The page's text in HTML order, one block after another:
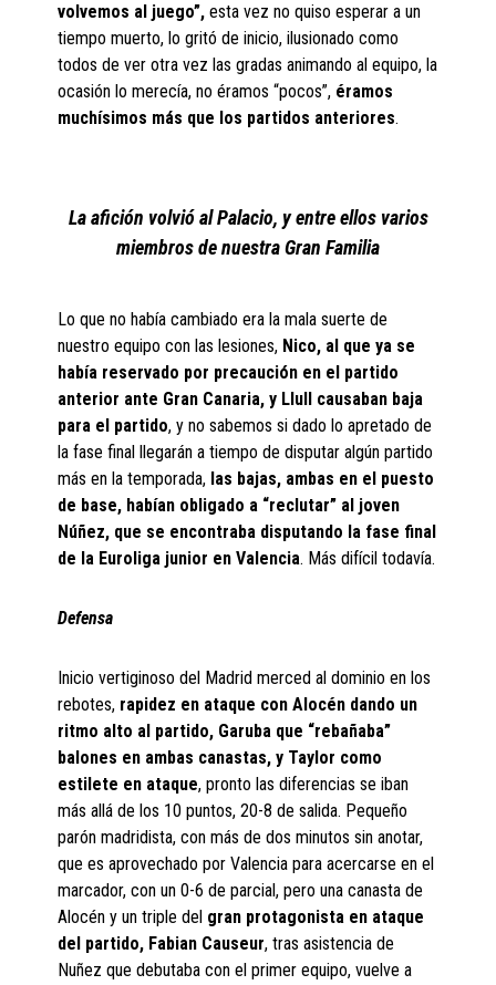
volvemos al juego”, esta vez no quiso esperar a un
tiempo muerto, lo gritó de inicio, ilusionado como
todos de ver otra vez las gradas animando al equipo, la
ocasión lo merecía, no éramos “pocos”, éramos
muchísimos más que los partidos anteriores.
La afición volvió al Palacio, y entre ellos varios
miembros de nuestra Gran Familia
Lo que no había cambiado era la mala suerte de
nuestro equipo con las lesiones, Nico, al que ya se
había reservado por precaución en el partido
anterior ante Gran Canaria, y Llull causaban baja
para el partido, y no sabemos si dado lo apretado de
la fase final llegarán a tiempo de disputar algún partido
más en la temporada, las bajas, ambas en el puesto
de base, habían obligado a “reclutar” al joven
Núñez, que se encontraba disputando la fase final
de la Euroliga junior en Valencia. Más difícil todavía.
Defensa
Inicio vertiginoso del Madrid merced al dominio en los
rebotes, rapidez en ataque con Alocén dando un
ritmo alto al partido, Garuba que “rebañaba”
balones en ambas canastas, y Taylor como
estilete en ataque, pronto las diferencias se iban
más allá de los 10 puntos, 20-8 de salida. Pequeño
parón madridista, con más de dos minutos sin anotar,
que es aprovechado por Valencia para acercarse en el
marcador, con un 0-6 de parcial, pero una canasta de
Alocén y un triple del gran protagonista en ataque
del partido, Fabian Causeur, tras asistencia de
Nuñez que debutaba con el primer equipo, vuelve a